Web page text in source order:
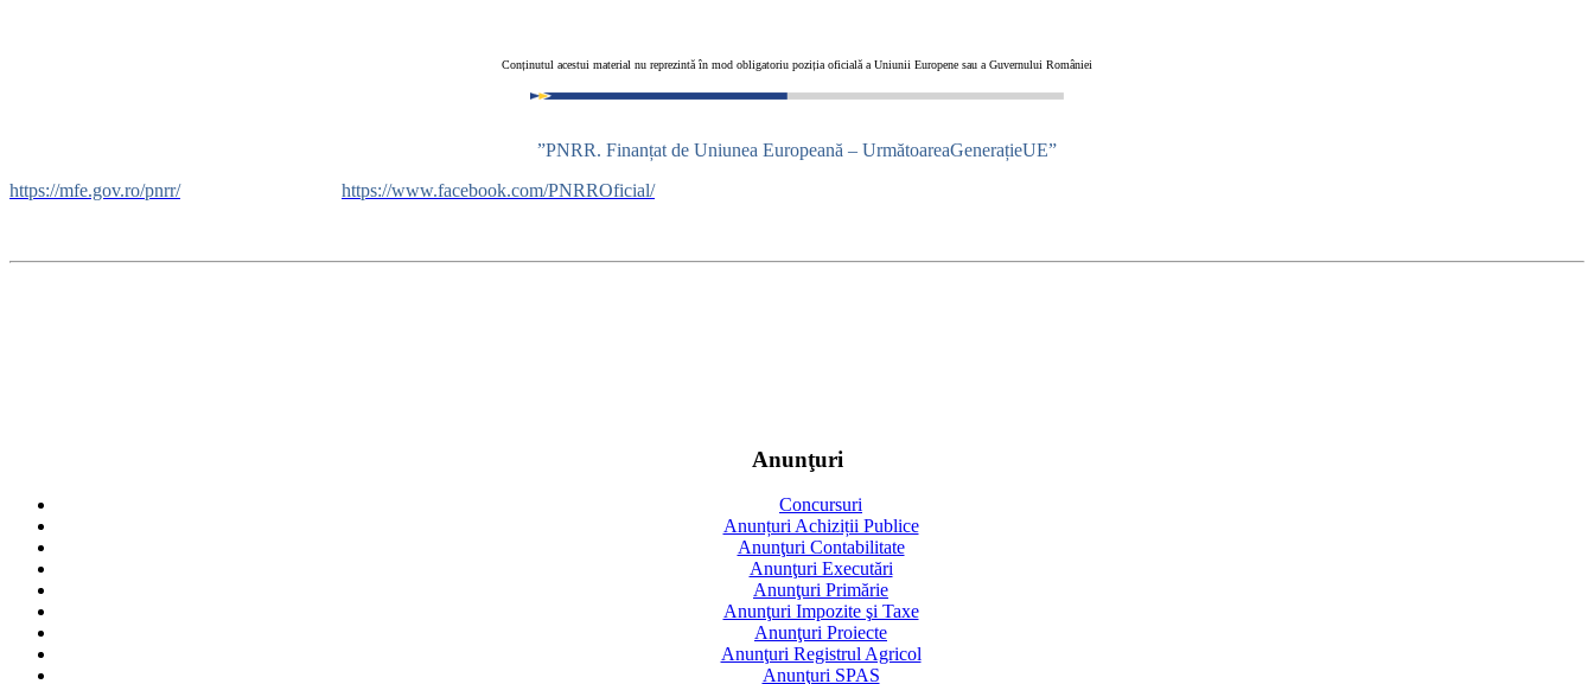
Conținutul acestui material nu reprezintă în mod obligatoriu poziția oficială a Uniunii Europene sau a Guvernului României
”PNRR. Finanțat de Uniunea Europeană – UrmătoareaGenerațieUE”
https://mfe.gov.ro/pnrr/
https://www.facebook.com/PNRROficial/
Anunţuri
Concursuri
Anunțuri Achiziții Publice
Anunţuri Contabilitate
Anunţuri Executări
Anunţuri Primărie
Anunţuri Impozite şi Taxe
Anunţuri Proiecte
Anunţuri Registrul Agricol
Anunţuri SPAS